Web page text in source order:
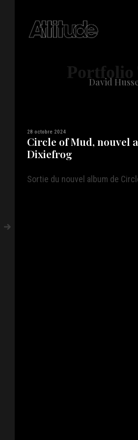
Portfolio
David
28 octobre 2024
Circle of Mud, nouvel
Dixiefrog
Sortie du nouvel album de